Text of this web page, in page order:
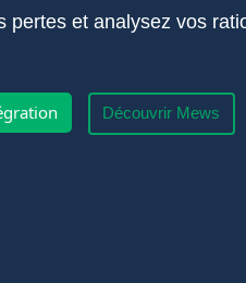
pertes et analysez vos
Découvrir Mews